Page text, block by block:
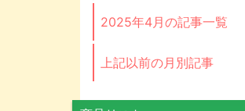
2025年4月の記事一覧
上記以前の月別記事